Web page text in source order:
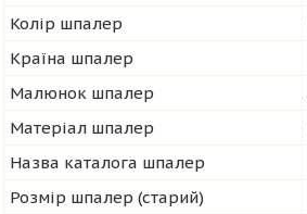
Колір шпалер
Країна шпалер
Малюнок шпалер
Матеріал шпалер
Назва каталога шпалер
Розмір шпалер (старий)